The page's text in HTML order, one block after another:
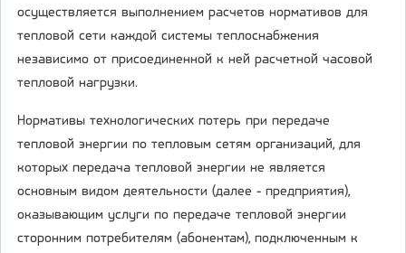
осуществляется выполнением расчетов нормативов для
тепловой сети каждой системы теплоснабжения
независимо от присоединенной к ней расчетной часовой
тепловой нагрузки.
Нормативы технологических потерь при передаче
тепловой энергии по тепловым сетям организаций, для
которых передача тепловой энергии не является
основным видом деятельности (далее - предприятия),
оказывающим услуги по передаче тепловой энергии
сторонним потребителям (абонентам), подключенным к